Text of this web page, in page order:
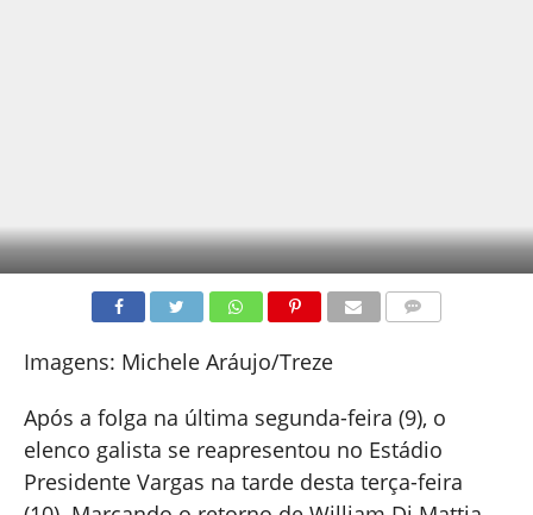
Imagens: Michele Aráujo/Treze
Após a folga na última segunda-feira (9), o
elenco galista se reapresentou no Estádio
Presidente Vargas na tarde desta terça-feira